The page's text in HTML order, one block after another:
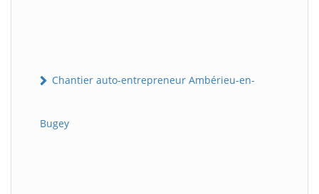
Chantier auto-entrepreneur Ambérieu-en-
Bugey